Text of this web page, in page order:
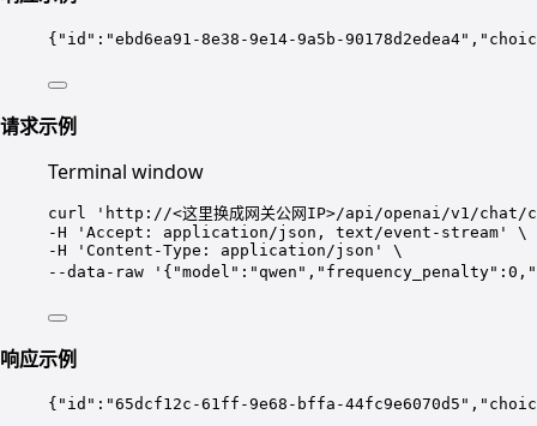
{ "id" : "ebd6ea91-8e38-9e14-9a5b-90178d2edea4" ,
请求示例
Terminal window
curl ' http://<这里换成网关公网IP>/api/openai/v1/chat/
-H
' Accept: application/json, text/event-stream '
\
-H
' Content-Type: application/json '
\
--data-raw
'
响应示例
{ "id" : "65dcf12c-61ff-9e68-bffa-44fc9e6070d5 " ,